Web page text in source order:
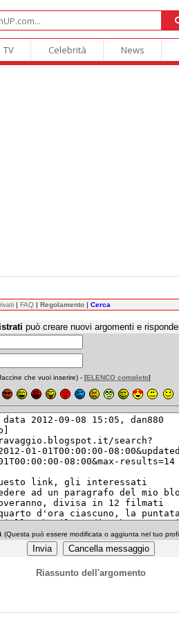
TV Celebrità News
| FAQ | Regolamento | Cerca
può creare nuovi argomenti e
che vuoi inserire) - [ELENCO completo]
(Questa può essere modificata o aggiunta nel tuo
Riassunto dell'argomento